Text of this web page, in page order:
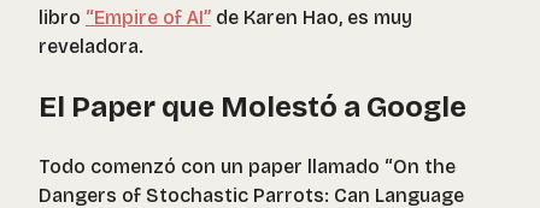
libro “Empire of AI” de Karen Hao, es muy
reveladora.
El Paper que Molestó a Google
Todo comenzó con un paper llamado “On the
Dangers of Stochastic Parrots: Can Language